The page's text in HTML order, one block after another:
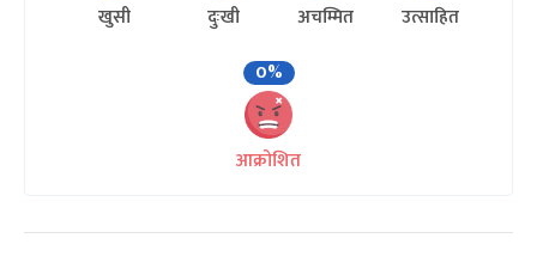
खुसी दुःखी अचम्मित
उत्साहित
0%
आक्रोशित